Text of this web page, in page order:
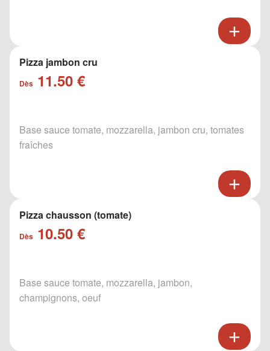
Pizza jambon cru
Dès 11.50 €
Base sauce tomate, mozzarella, jambon cru, tomates
fraîches
Pizza chausson (tomate)
Dès 10.50 €
Base sauce tomate, mozzarella, jambon,
champignons, oeuf